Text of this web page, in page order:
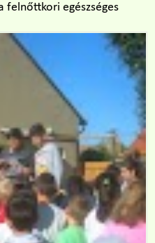
felnőttkori egészséges